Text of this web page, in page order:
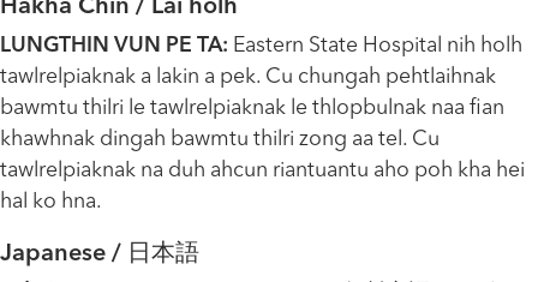
Hakha Chin / Lai holh
LUNGTHIN VUN PE TA: Eastern State Hospital nih holh
tawlrelpiaknak a lakin a pek. Cu chungah pehtlaihnak
bawmtu thilri le tawlrelpiaknak le thlopbulnak naa fian
khawhnak dingah bawmtu thilri zong aa tel. Cu
tawlrelpiaknak na duh ahcun riantuantu aho poh kha hei
hal ko hna.
Japanese / 日本語